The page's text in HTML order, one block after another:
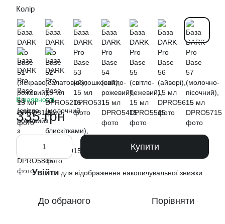
Колір
В наявності
335 грн
Купити
% Увійти для відображення накопичувальної знижки
До обраного Порівняти